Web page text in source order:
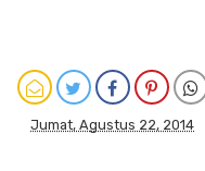
Jumat, Agustus 22, 2014